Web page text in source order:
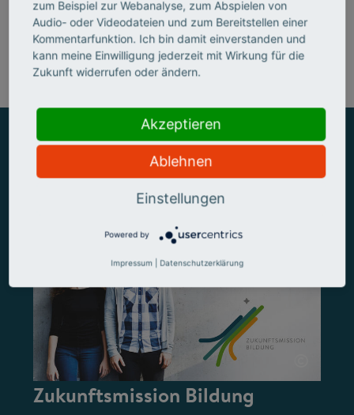
Mehr zum Handlungsfeld "Bildung &
Kompetenzen"
ZUSAMMEN MEHR ERREICHEN
Zukunftsmission Bildung
zum Beispiel zur Webanalyse, zum Abspielen von
Audio- oder Videodateien und zum Bereitstellen einer
Kommentarfunktion. Ich bin damit einverstanden und
kann meine Einwilligung jederzeit mit Wirkung für die
Zukunft widerrufen oder ändern.
Akzeptieren
Ablehnen
Einstellungen
Powered by
Impressum Datenschutzerklärung